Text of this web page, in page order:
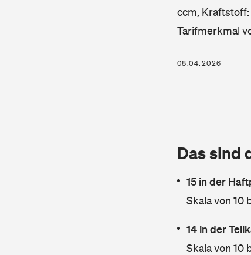
ccm, Kraftstoff:
Tarifmerkmal
08.04.2026
Das sind
15 in der
Skala von 10
14 in der
Skala von 10